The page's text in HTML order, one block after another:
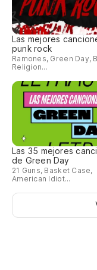
Las mejores
punk rock
Ramones, Green Day,
Religion...
Las 35 mejores
de Green Day
21 Guns, Basket Case,
American Idiot...